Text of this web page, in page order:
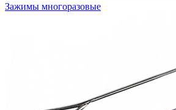
Зажимы многоразовые